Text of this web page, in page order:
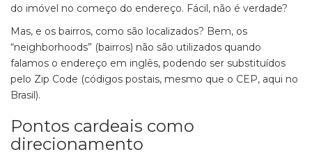
do imóvel no começo do endereço. Fácil, não é verdade?
Mas, e os bairros, como são localizados? Bem, os
“neighborhoods” (bairros) não são utilizados quando
falamos o endereço em inglês, podendo ser substituídos
pelo Zip Code (códigos postais, mesmo que o CEP, aqui no
Brasil).
Pontos cardeais como
direcionamento